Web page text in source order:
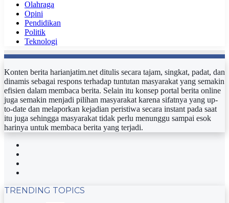
Olahraga
Opini
Pendidikan
Politik
Teknologi
Konten berita harianjatim.net ditulis secara tajam, singkat, padat, dan
dinamis sebagai respons terhadap tuntutan masyarakat yang semakin
efisien dalam membaca berita. Selain itu konsep portal berita online
juga semakin menjadi pilihan masyarakat karena sifatnya yang up-
to-date dan melaporkan kejadian peristiwa secara instant pada saat
itu juga sehingga masyarakat tidak perlu menunggu sampai esok
harinya untuk membaca berita yang terjadi.
TRENDING TOPICS